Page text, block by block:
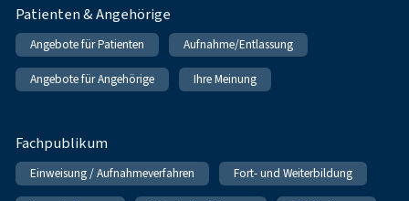
Patienten & Angehörige
Angebote für Patienten Aufnahme/Entlassung
Angebote für Angehörige Ihre Meinung
Fachpublikum
Einweisung / Aufnahmeverfahren Fort- und Weiterbildung